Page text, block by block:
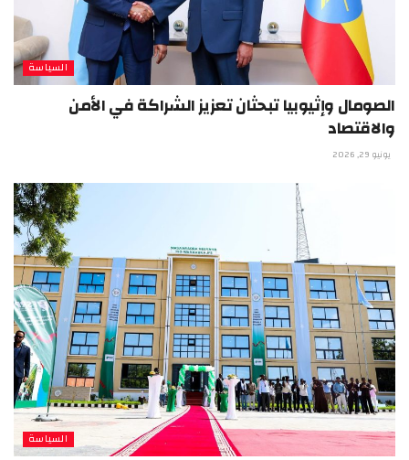
السياسة
الصومال وإثيوبيا تبحثان تعزيز الشراكة في الأمن
والاقتصاد
يونيو 29, 2026
السياسة